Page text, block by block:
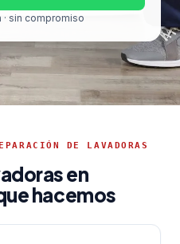
sin compromiso
DE LAVADORAS
en
hacemos